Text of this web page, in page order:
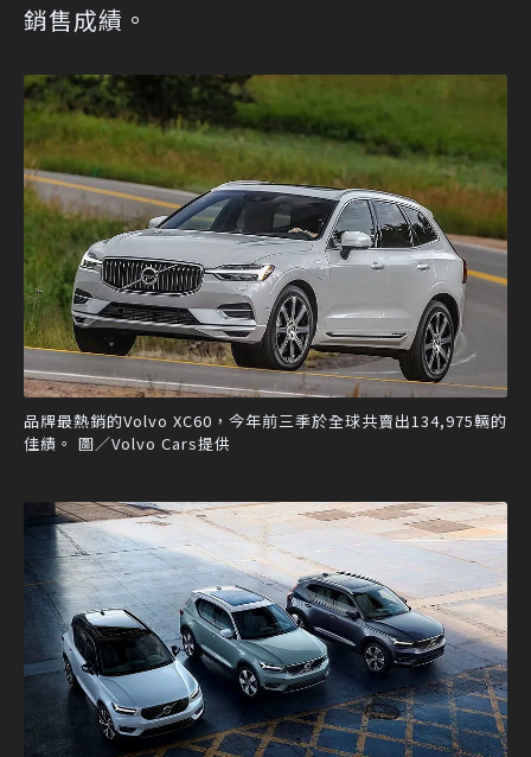
銷售成績。
品牌最熱銷的Volvo XC60，今年前三季於全球共賣出134,975輛的
佳績。 圖／Volvo Cars提供